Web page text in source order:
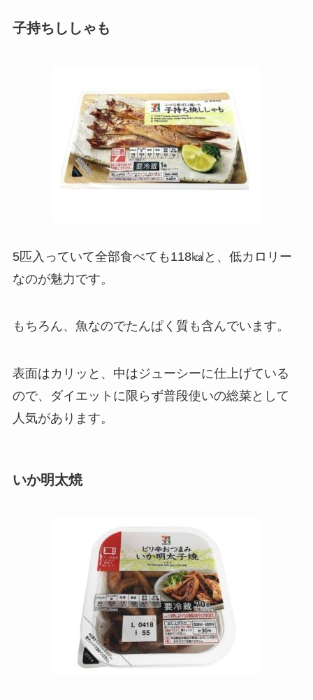
子持ちししゃも
5匹入っていて全部食べても118㎉と、低カロリー
なのが魅力です。
もちろん、魚なのでたんぱく質も含んでいます。
表面はカリッと、中はジューシーに仕上げている
ので、ダイエットに限らず普段使いの総菜として
人気があります。
いか明太焼